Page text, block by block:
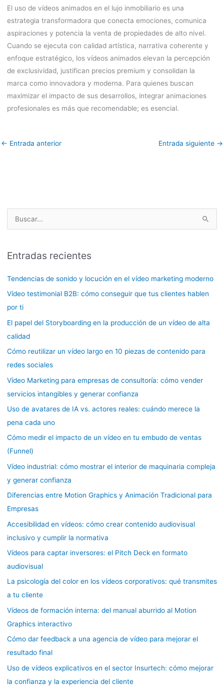
El uso de vídeos animados en el lujo inmobiliario es una
estrategia transformadora que conecta emociones, comunica
aspiraciones y potencia la venta de propiedades de alto nivel.
Cuando se ejecuta con calidad artística, narrativa coherente y
enfoque estratégico, los vídeos animados elevan la percepción
de exclusividad, justifican precios premium y consolidan la
marca como innovadora y moderna. Para quienes buscan
maximizar el impacto de sus desarrollos, integrar animaciones
profesionales es más que recomendable; es esencial.
← Entrada anterior Entrada siguiente →
c
a
Entradas recientes
Tendencias de sonido y locución en el vídeo marketing moderno
Vídeo testimonial B2B: cómo conseguir que tus clientes hablen
por ti
El papel del Storyboarding en la producción de un vídeo de alta
calidad
Cómo reutilizar un vídeo largo en 10 piezas de contenido para
redes sociales
Vídeo Marketing para empresas de consultoría: cómo vender
servicios intangibles y generar confianza
Uso de avatares de IA vs. actores reales: cuándo merece la
pena cada uno
Cómo medir el impacto de un vídeo en tu embudo de ventas
(Funnel)
Vídeo industrial: cómo mostrar el interior de maquinaria compleja
y generar confianza
Diferencias entre Motion Graphics y Animación Tradicional para
Empresas
Accesibilidad en vídeos: cómo crear contenido audiovisual
inclusivo y cumplir la normativa
Vídeos para captar inversores: el Pitch Deck en formato
audiovisual
La psicología del color en los vídeos corporativos: qué transmites
a tu cliente
Vídeos de formación interna: del manual aburrido al Motion
Graphics interactivo
Cómo dar feedback a una agencia de vídeo para mejorar el
resultado final
Uso de vídeos explicativos en el sector Insurtech: cómo mejorar
la confianza y la experiencia del cliente